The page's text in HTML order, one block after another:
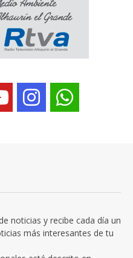
noticias y recibe cada día un
más interesantes de tu